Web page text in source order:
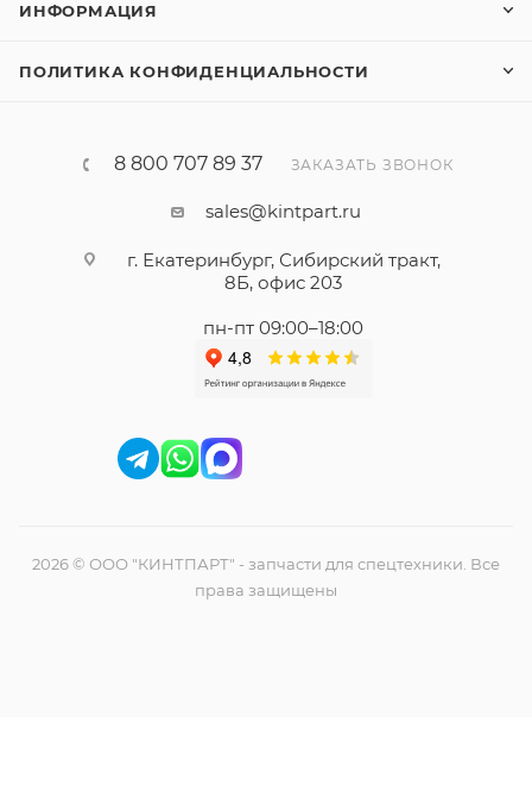
ИНФОРМАЦИЯ
ПОЛИТИКА КОНФИДЕНЦИАЛЬНОСТИ
8 800 707 89 37 ЗАКАЗАТЬ ЗВОНОК
sales@kintpart.ru
г. Екатеринбург, Сибирский тракт,
8Б, офис 203
пн-пт 09:00–18:00
2026 © ООО "КИНТПАРТ" - запчасти для спецтехники. Все
права защищены